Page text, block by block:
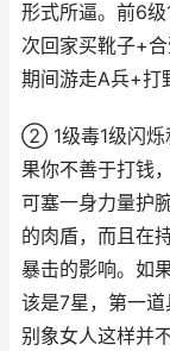
形式所逼。前6
次回家买靴子+
期间游走A兵+打
② 1级毒1级闪烁
果你不善于打钱
可塞一身力量护
的肉盾，而且在
暴击的影响。如
该是7星，第一
别象女人这样并